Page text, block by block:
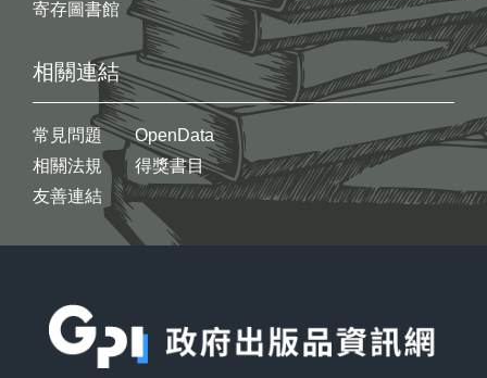
寄存圖書館
相關連結
常見問題
相關法規
友善連結
OpenData
得獎書目